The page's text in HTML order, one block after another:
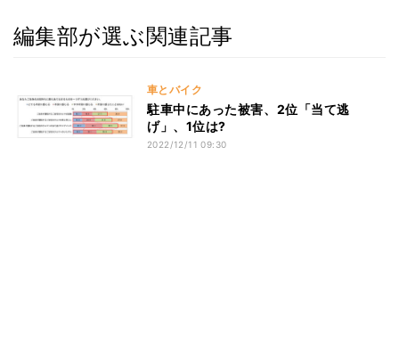
編集部が選ぶ関連記事
車とバイク
駐車中にあった被害、2位「当て逃
げ」、1位は?
2022/12/11 09:30